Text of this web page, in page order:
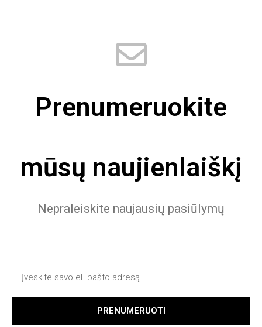
Prenumeruokite
mūsų naujienlaiškį
Nepraleiskite naujausių pasiūlymų
PRENUMERUOTI